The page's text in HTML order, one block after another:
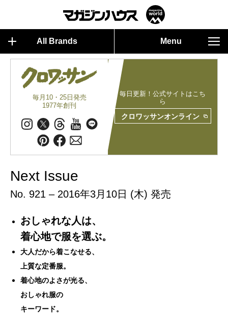
All Brands Menu
毎月10・25日発売
1977年創刊
毎日更新！公式サイトはこち
ら
クロワッサンオンライン
Next Issue
No. 921 – 2016年3月10日 (木) 発売
おしゃれな人は、
着心地で服を選ぶ。
大人だから着こなせる、
上質な定番服。
着心地のよさが光る、
おしゃれ服の
キーワード。